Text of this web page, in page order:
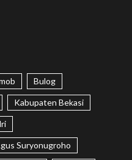
Bulog
Kabupaten Bekasi
Suryonugroho